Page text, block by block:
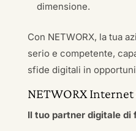
dimensione.
Con NETWORX, la tua
serio e competente,
sfide digitali in
NETWORX
Il tuo partner digitale di